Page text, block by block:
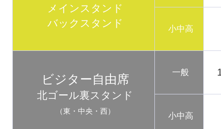
メインスタンド
バックスタンド
小中高
ビジター自由席
北ゴール裏スタンド
（東・中央・西）
一般
小中高